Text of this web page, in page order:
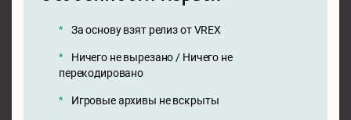
За основу взят релиз от VREX
Ничего не вырезано / Ничего не
перекодировано
Игровые архивы не вскрыты